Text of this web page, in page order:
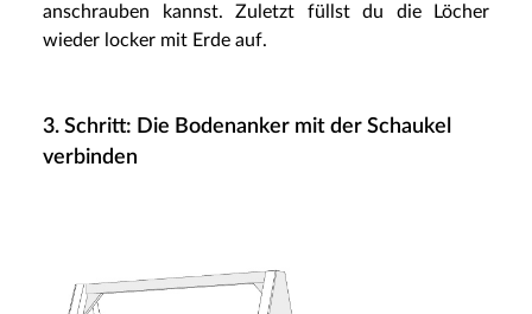
anschrauben kannst. Zuletzt füllst du die Löcher
wieder locker mit Erde auf.
3. Schritt: Die Bodenanker mit der Schaukel
verbinden